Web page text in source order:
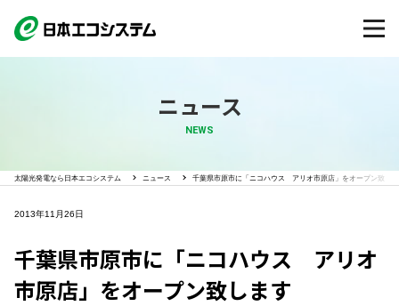
ニュース
NEWS
太陽光発電なら日本エコシステム ニュース 千葉県市原市に「ニコハウス アリオ市原店」をオープン致し
2013年11月26日
千葉県市原市に「ニコハウス アリオ
市原店」をオープン致します